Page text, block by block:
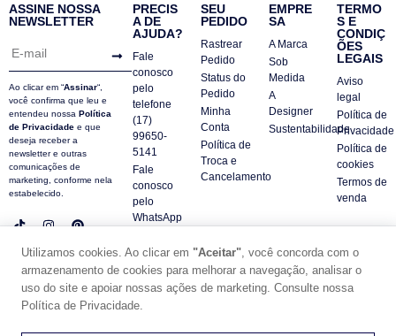
ASSINE NOSSA
NEWSLETTER
Ao clicar em “Assinar“,
você confirma que leu e
entendeu nossa Política
de Privacidade e que
deseja receber a
newsletter e outras
comunicações de
marketing, conforme nela
estabelecido.
PRECIS
A DE
AJUDA?
Fale
conosco
pelo
telefone
(17)
99650-
5141
Fale
conosco
pelo
WhatsApp
FAQ
SEU
PEDIDO
Rastrear
Pedido
Status do
Pedido
Minha
Conta
Política de
Troca e
Cancelamento
EMPRE
SA
A Marca
Sob
Medida
A
Designer
Sustentabilidade
TERMO
S E
CONDIÇ
ÕES
LEGAIS
Aviso
legal
Política de
Privacidade
Política de
cookies
Termos de
venda
© DUE PANNO - 2024 -
CNPJ18.684.752/0001-84
Utilizamos cookies. Ao clicar em "Aceitar", você concorda com o
armazenamento de cookies para melhorar a navegação, analisar o
uso do site e apoiar nossas ações de marketing. Consulte nossa
Política de Privacidade.